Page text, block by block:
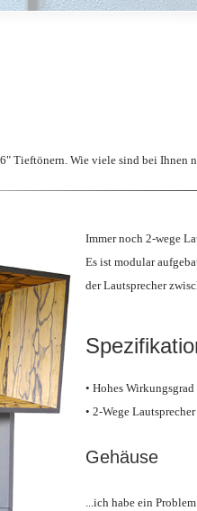
Tieftönern. Wie viele sind bei Ihnen
Immer noch 2-wege
Es ist modular
der Lautsprecher
• Hohes Wirkungsgrad
• 2-Wege Lautsprecher
Gehäuse
...ich habe ein